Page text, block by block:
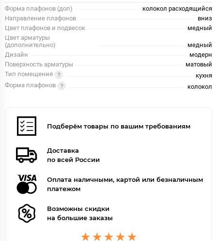
Форма плафонов (доп)
колокол расходящийся
Направление плафонов
вниз
Цвет плафонов и подвесок
медный
Цвет арматуры
(дополнительно)
медный
Дизайн
модерн
Поверхность арматуры
матовый
Тип помещения
кухня
Форма плафонов
колокол
Подберём товары по вашим требованиям
Доставка
по всей России
Оплата наличными, картой или безналичным
платежом
Возможны скидки
на большие заказы